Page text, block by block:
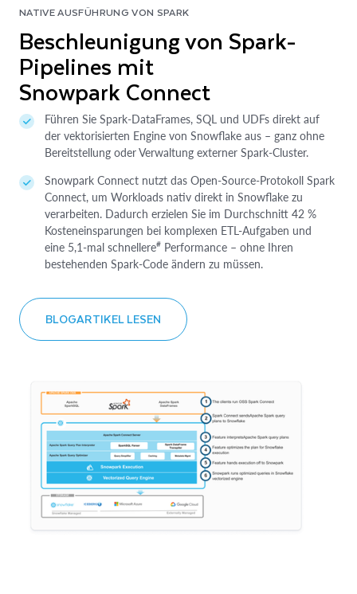
NATIVE AUSFÜHRUNG VON SPARK
Beschleunigung von Spark-
Pipelines mit
Snowpark Connect
Führen Sie Spark-DataFrames, SQL und UDFs direkt auf
der vektorisierten Engine von Snowflake aus – ganz ohne
Bereitstellung oder Verwaltung externer Spark-Cluster.
Snowpark Connect nutzt das Open-Source-Protokoll Spark
Connect, um Workloads nativ direkt in Snowflake zu
verarbeiten. Dadurch erzielen Sie im Durchschnitt 42 %
Kosteneinsparungen bei komplexen ETL-Aufgaben und
eine 5,1-mal schnellere# Performance – ohne Ihren
bestehenden Spark-Code ändern zu müssen.
BLOGARTIKEL LESEN